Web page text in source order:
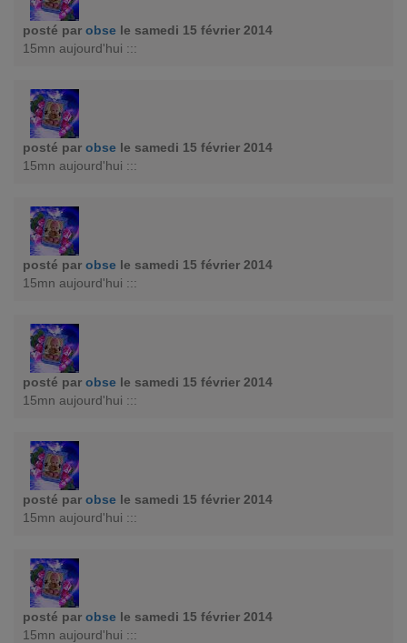
posté par obse le samedi 15 février 2014
15mn aujourd'hui :::
posté par obse le samedi 15 février 2014
15mn aujourd'hui :::
posté par obse le samedi 15 février 2014
15mn aujourd'hui :::
posté par obse le samedi 15 février 2014
15mn aujourd'hui :::
posté par obse le samedi 15 février 2014
15mn aujourd'hui :::
posté par obse le samedi 15 février 2014
15mn aujourd'hui :::